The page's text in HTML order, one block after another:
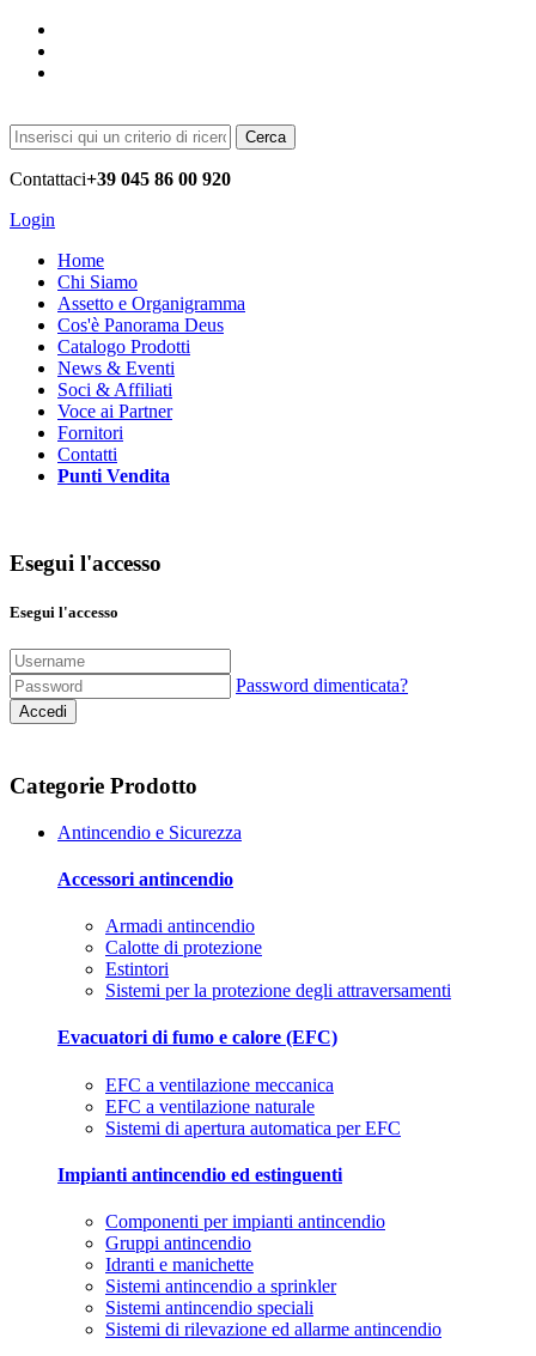
Cerca
Contattaci+39 045 86 00 920
Login
Home
Chi Siamo
Assetto e Organigramma
Cos'è Panorama Deus
Catalogo Prodotti
News & Eventi
Soci & Affiliati
Voce ai Partner
Fornitori
Contatti
Punti Vendita
Esegui l'accesso
Esegui l'accesso
Password dimenticata?
Accedi
Categorie Prodotto
Antincendio e Sicurezza
Accessori antincendio
Armadi antincendio
Calotte di protezione
Estintori
Sistemi per la protezione degli attraversamenti
Evacuatori di fumo e calore (EFC)
EFC a ventilazione meccanica
EFC a ventilazione naturale
Sistemi di apertura automatica per EFC
Impianti antincendio ed estinguenti
Componenti per impianti antincendio
Gruppi antincendio
Idranti e manichette
Sistemi antincendio a sprinkler
Sistemi antincendio speciali
Sistemi di rilevazione ed allarme antincendio